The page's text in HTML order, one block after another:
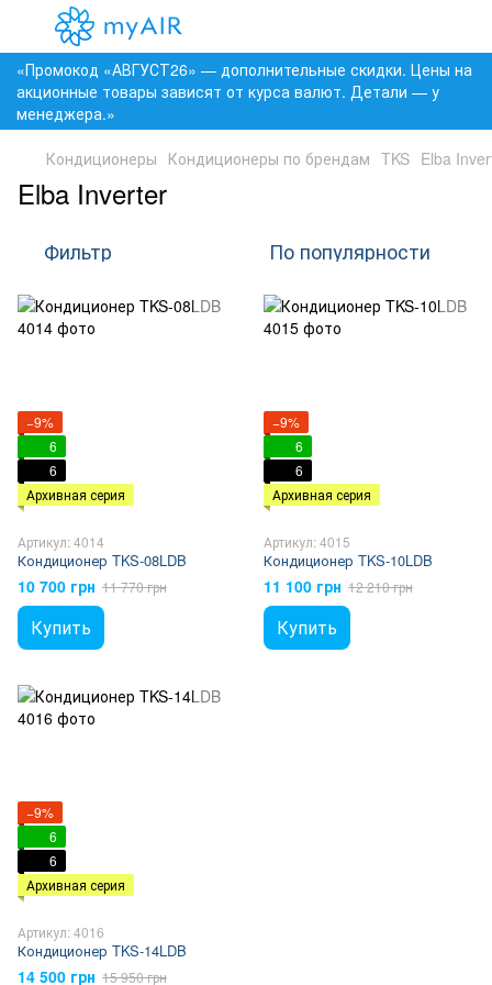
«Промокод «АВГУСТ26» — дополнительные скидки. Цены на
акционные товары зависят от курса валют. Детали — у
менеджера.»
Кондиционеры Кондиционеры по брендам TKS Elba
Elba Inverter
Фильтр По популярности
−9%
6
6
Архивная серия
Артикул: 4014
Кондиционер TKS-08LDB
10 700 грн 11 770 грн
Купить
−9%
6
6
Архивная серия
Артикул: 4015
Кондиционер TKS-10LDB
11 100 грн 12 210 грн
Купить
−9%
6
6
Архивная серия
Артикул: 4016
Кондиционер TKS-14LDB
14 500 грн 15 950 грн